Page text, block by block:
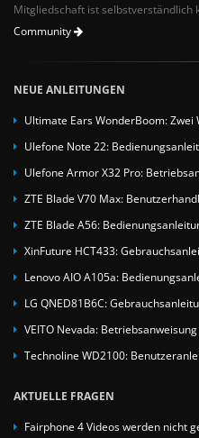
Mitgliedschaft ist selbstverständlich
Community
NEUE ANLEITUNGEN
Ultimate Ears WonderBoom:
Ulefone Note 22:
Ulefone Armor X32 Pro:
ZTE Blade V70 Max:
ZTE Blade A56:
XinFuture HCT433:
Lenovo AIO A105a:
LG QNED81B6C:
VEITO Nevada: Betriebsanweisung
Technoline WD2100:
AKTUELLE FRAGEN
Fairphone 4 Videos werden nicht